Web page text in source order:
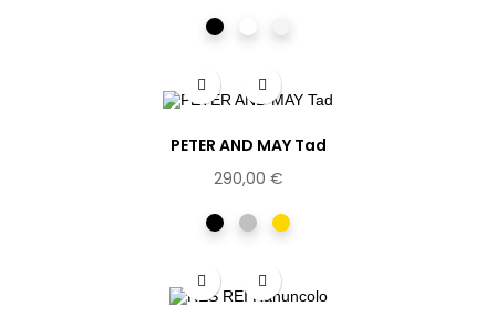
Noir
PETER AND MAY Tad
290,00 €
Noir ArgentéeDorée